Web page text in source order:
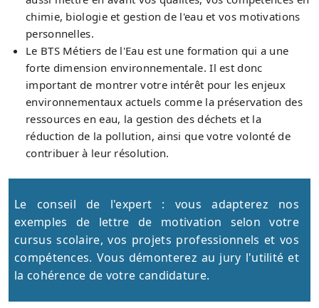
chimie, biologie et gestion de l'eau et vos motivations
personnelles.
Le BTS Métiers de l'Eau est une formation qui a une
forte dimension environnementale. Il est donc
important de montrer votre intérêt pour les enjeux
environnementaux actuels comme la préservation des
ressources en eau, la gestion des déchets et la
réduction de la pollution, ainsi que votre volonté de
contribuer à leur résolution.
Le conseil de l'expert : vous adapterez nos
exemples de lettre de motivation selon votre
cursus scolaire, vos projets professionnels et vos
compétences. Vous démonterez au jury l'utilité et
la cohérence de votre candidature.